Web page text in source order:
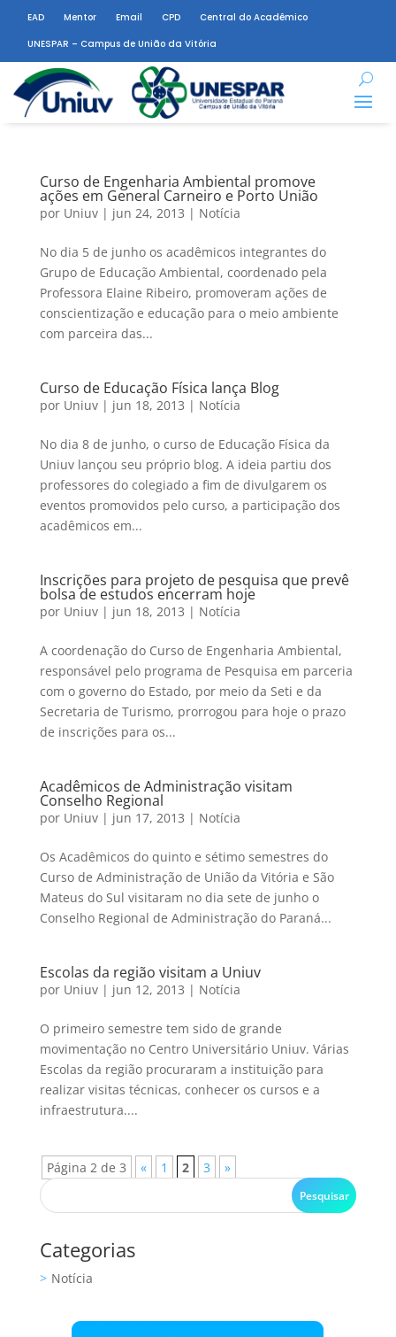
EAD Mentor Email CPD
Central do Acadêmico
UNESPAR – Campus de União da Vitória
Curso de Engenharia Ambiental promove
ações em General Carneiro e Porto União
por Uniuv| jun 24, 2013 | Notícia
No dia 5 de junho os acadêmicos integrantes do
Grupo de Educação Ambiental, coordenado pela
Professora Elaine Ribeiro, promoveram ações de
conscientização e educação para o meio ambiente
com parceira das...
Curso de Educação Física lança Blog
por Uniuv| jun 18, 2013 | Notícia
No dia 8 de junho, o curso de Educação Física da
Uniuv lançou seu próprio blog. A ideia partiu dos
professores do colegiado a fim de divulgarem os
eventos promovidos pelo curso, a participação dos
acadêmicos em...
Inscrições para projeto de pesquisa que prevê
bolsa de estudos encerram hoje
por Uniuv| jun 18, 2013 | Notícia
A coordenação do Curso de Engenharia Ambiental,
responsável pelo programa de Pesquisa em parceria
com o governo do Estado, por meio da Seti e da
Secretaria de Turismo, prorrogou para hoje o prazo
de inscrições para os...
Acadêmicos de Administração visitam
Conselho Regional
por Uniuv| jun 17, 2013 | Notícia
Os Acadêmicos do quinto e sétimo semestres do
Curso de Administração de União da Vitória e São
Mateus do Sul visitaram no dia sete de junho o
Conselho Regional de Administração do Paraná...
Escolas da região visitam a Uniuv
por Uniuv| jun 12, 2013 | Notícia
O primeiro semestre tem sido de grande
movimentação no Centro Universitário Uniuv. Várias
Escolas da região procuraram a instituição para
realizar visitas técnicas, conhecer os cursos e a
infraestrutura....
Página 2 de 3 « 1 2 3 »
Categorias
Notícia